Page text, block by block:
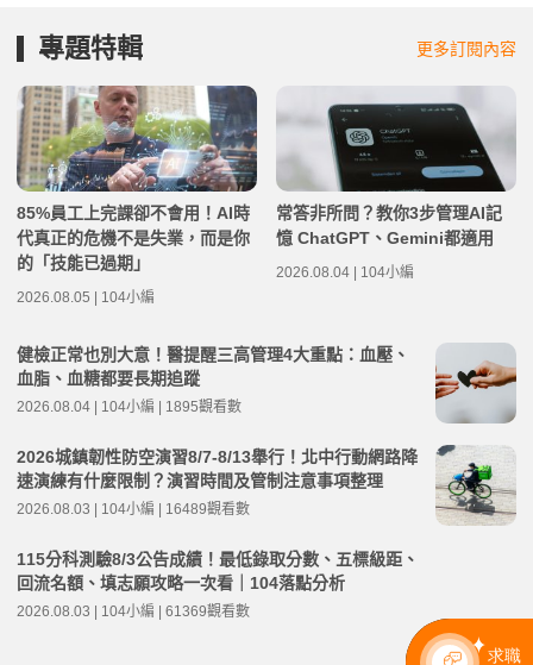
專題特輯 更多訂閱內容
85%員工上完課卻不會用！AI時
代真正的危機不是失業，而是你
的「技能已過期」
2026.08.05 | 104小編
常答非所問？教你3步管理AI記
憶 ChatGPT、Gemini都適用
2026.08.04 | 104小編
健檢正常也別大意！醫提醒三高管理4大重點：血壓、
血脂、血糖都要長期追蹤
2026.08.04 | 104小編 | 1895觀看數
2026城鎮韌性防空演習8/7-8/13舉行！北中行動網路降
速演練有什麼限制？演習時間及管制注意事項整理
2026.08.03 | 104小編 | 16489觀看數
115分科測驗8/3公告成績！最低錄取分數、五標級距、
回流名額、填志願攻略一次看｜104落點分析
2026.08.03 | 104小編 | 61369觀看數